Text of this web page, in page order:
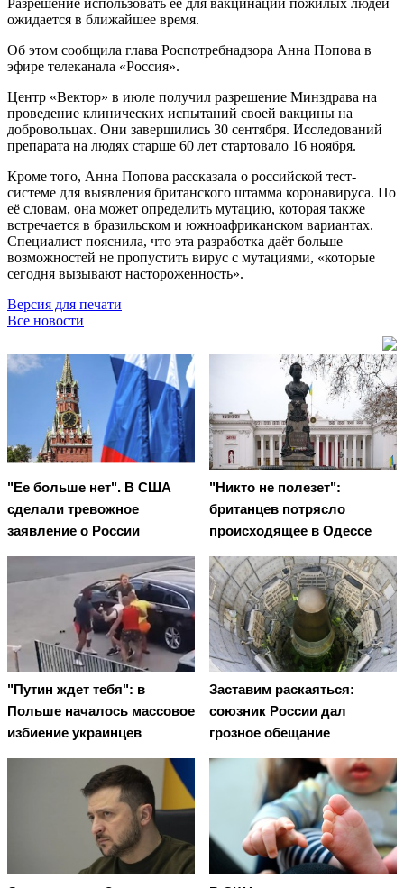
ожидается в ближайшее время.
Об этом сообщила глава Роспотребнадзора Анна Попова в
эфире телеканала «Россия».
Центр «Вектор» в июле получил разрешение Минздрава на
проведение клинических испытаний своей вакцины на
добровольцах. Они завершились 30 сентября. Исследований
препарата на людях старше 60 лет стартовало 16 ноября.
Кроме того, Анна Попова рассказала о российской тест-
системе для выявления британского штамма коронавируса. По
её словам, она может определить мутацию, которая также
встречается в бразильском и южноафриканском вариантах.
Специалист пояснила, что эта разработка даёт больше
возможностей не пропустить вирус с мутациями, «которые
сегодня вызывают настороженность».
Версия для печати
Все новости
"Ее больше нет". В США
сделали тревожное
заявление о России
"Никто не полезет":
британцев потрясло
происходящее в Одессе
"Путин ждет тебя": в
Польше началось массовое
избиение украинцев
Заставим раскаяться:
союзник России дал
грозное обещание